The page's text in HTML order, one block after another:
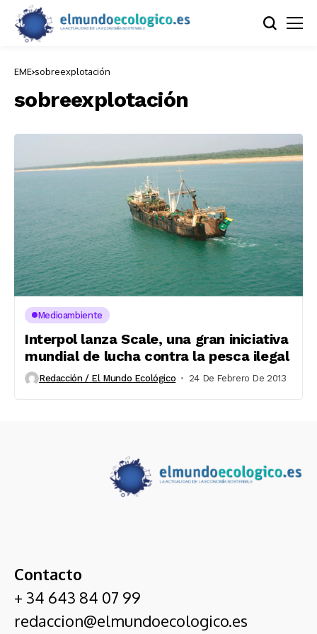
EME sobreexplotación
sobreexplotación
Medioambiente
Interpol lanza Scale, una gran iniciativa
mundial de lucha contra la pesca ilegal
Redacción / El Mundo Ecológico 24 De Febrero De 2013
Contacto
+ 34 643 84 07 99
redaccion@elmundoecologico.es